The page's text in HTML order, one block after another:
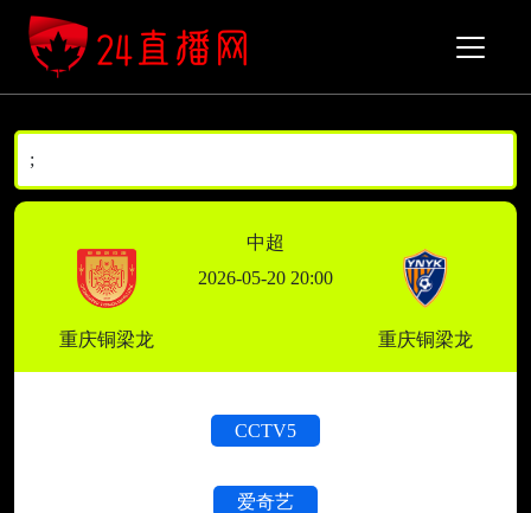
;
重庆铜梁龙
中超
2026-05-20 20:00
重庆铜梁龙
CCTV5
爱奇艺